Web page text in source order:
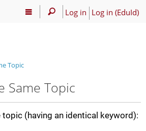
Log in Log in (EduId)
Topic
Same Topic
(having an identical keyword):